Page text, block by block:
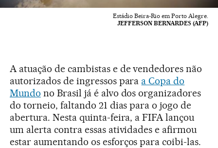
Estádio Beira-Rio em Porto Alegre.
JEFFERSON BERNARDES (AFP)
A atuação de cambistas e de vendedores não
autorizados de ingressos para a Copa do
Mundo no Brasil já é alvo dos organizadores
do torneio, faltando 21 dias para o jogo de
abertura. Nesta quinta-feira, a FIFA lançou
um alerta contra essas atividades e afirmou
estar aumentando os esforços para coibi-las.